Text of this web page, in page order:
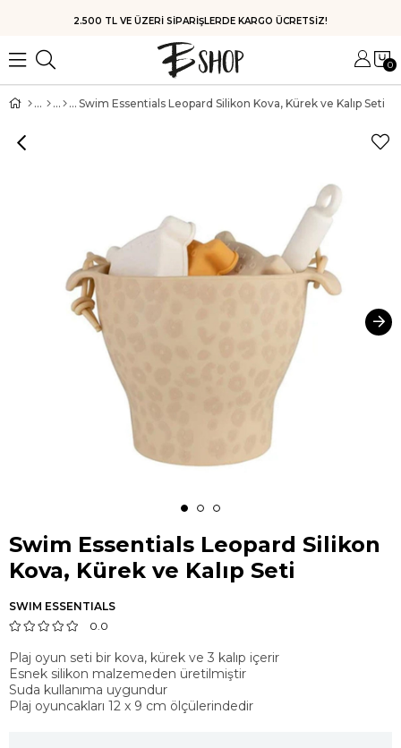
HIZLI KARGO
0
Swim Essentials Leopard Silikon Kova, Kürek ve Kalıp Seti
Swim Essentials Leopard Silikon
Kova, Kürek ve Kalıp Seti
SWIM ESSENTIALS
0.0
Plaj oyun seti bir kova, kürek ve 3 kalıp içerir
Esnek silikon malzemeden üretilmiştir
Suda kullanıma uygundur
Plaj oyuncakları 12 x 9 cm ölçülerindedir